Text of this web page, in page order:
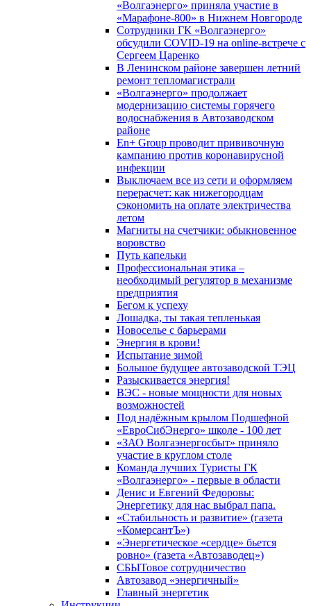
«Волгаэнерго» приняла участие в
«Марафоне-800» в Нижнем Новгороде
Сотрудники ГК «Волгаэнерго»
обсудили COVID-19 на online-встрече с
Сергеем Царенко
В Ленинском районе завершен летний
ремонт тепломагистрали
«Волгаэнерго» продолжает
модернизацию системы горячего
водоснабжения в Автозаводском
районе
En+ Group проводит прививочную
кампанию против коронавирусной
инфекции
Выключаем все из сети и оформляем
перерасчет: как нижегородцам
сэкономить на оплате электричества
летом
Магниты на счетчики: обыкновенное
воровство
Путь капельки
Профессиональная этика –
необходимый регулятор в механизме
предприятия
Бегом к успеху
Лошадка, ты такая тепленькая
Новоселье с барьерами
Энергия в крови!
Испытание зимой
Большое будущее автозаводской ТЭЦ
Разыскивается энергия!
ВЭС - новые мощности для новых
возможностей
Под надёжным крылом Подшефной
«ЕвроСибЭнерго» школе - 100 лет
«ЗАО Волгаэнергосбыт» приняло
участие в круглом столе
Команда лучших Туристы ГК
«Волгаэнерго» - первые в области
Денис и Евгений Федоровы:
Энергетику для нас выбрал папа.
«Стабильность и развитие» (газета
«КомерсантЪ»)
«Энергетическое «сердце» бьется
ровно» (газета «Автозаводец»)
СБЫТовое сотрудничество
Автозавод «энергичный»
Главный энергетик